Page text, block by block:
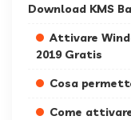
Download KMS
Attivare
2019 Gratis
Cosa
Come